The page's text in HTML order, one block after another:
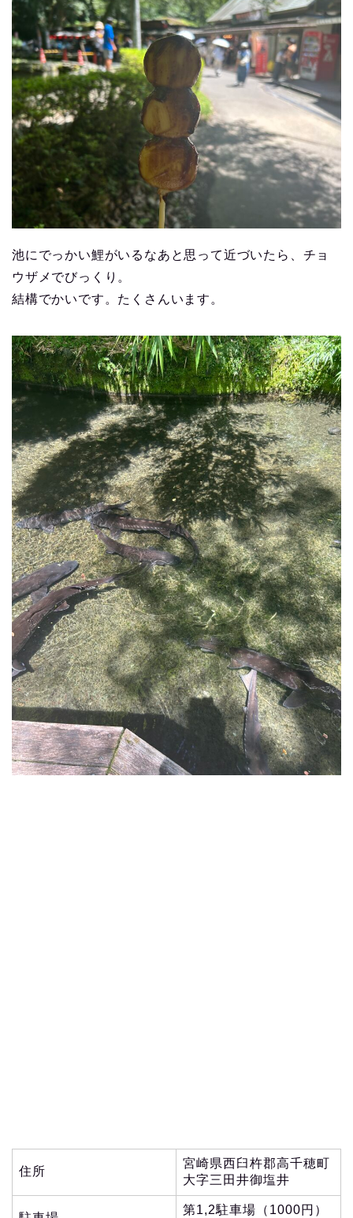
池にでっかい鯉がいるなあと思って近づいたら、チョ
ウザメでびっくり。
結構でかいです。たくさんいます。
住所
宮崎県西臼杵郡高千穂町
大字三田井御塩井
第1,2駐車場（1000円）